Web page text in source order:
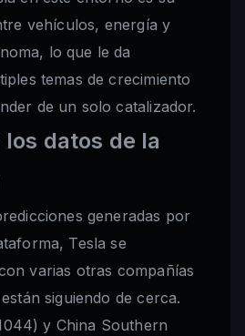
vehículos, energía y
lo que le da
temas de crecimiento
de un solo catalizador.
datos de la
generadas por
Tesla se
varias otras compañías
siguiendo de cerca.
y China Southern